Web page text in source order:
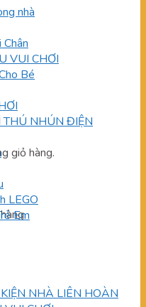
giỏ hàng.
nhà
VUI CHƠI
Bé
THÚ NHÚN ĐIỆN
LEGO
Em
NHÀ LIÊN HOÀN